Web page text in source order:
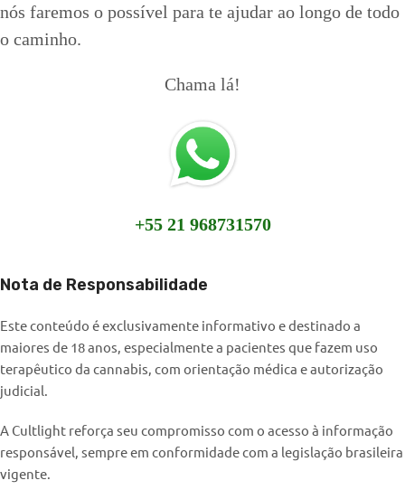
nós faremos o possível para te ajudar ao longo de todo
o caminho.
Chama lá!
+55 21 968731570
Nota de Responsabilidade
Este conteúdo é exclusivamente informativo e destinado a
maiores de 18 anos, especialmente a pacientes que fazem uso
terapêutico da cannabis, com orientação médica e autorização
judicial.
A Cultlight reforça seu compromisso com o acesso à informação
responsável, sempre em conformidade com a legislação brasileira
vigente.